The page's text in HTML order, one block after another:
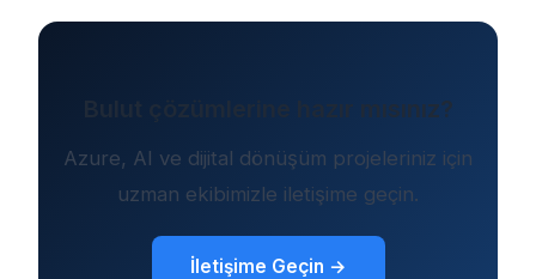
Bulut çözümlerine hazır mısınız?
Azure, AI ve dijital dönüşüm projeleriniz için
uzman ekibimizle iletişime geçin.
İletişime Geçin →